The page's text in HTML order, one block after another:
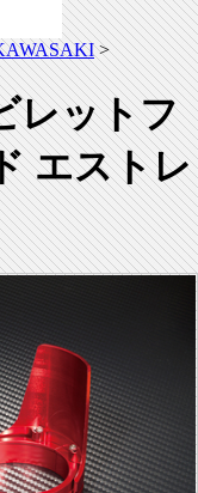
>
レットフ
エストレ